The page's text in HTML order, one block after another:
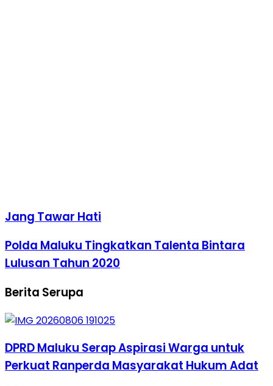
Jang Tawar Hati
Polda Maluku Tingkatkan Talenta Bintara
Lulusan Tahun 2020
Berita Serupa
DPRD Maluku Serap Aspirasi Warga untuk
Perkuat Ranperda Masyarakat Hukum Adat